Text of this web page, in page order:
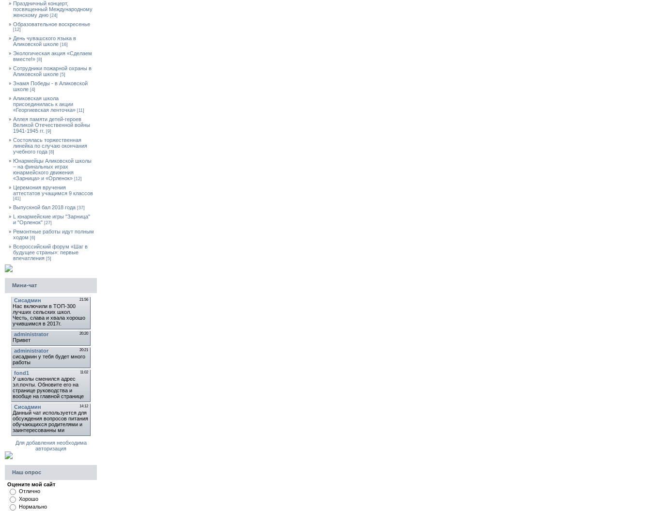
Праздничный концерт,
посвященный Международному
женскому дню [24]
Образовательное воскресенье
[12]
День чувашского языка в
Аликовской школе [16]
Экологическая акция «Сделаем
вместе!» [8]
Сотрудники пожарной охраны в
Аликовской школе [5]
Знамя Победы - в Аликовской
школе [4]
Аликовская школа
присоединилась к акции
«Георгиевская ленточка» [11]
Аллея памяти детей-героев
Великой Отечественной войны
1941-1945 гг. [9]
Cостоялась торжественная
линейка по случаю окончания
учебного года [8]
Юнармейцы Аликовской школы
– на финальных играх
юнармейского движения
«Зарница» и «Орленок» [12]
Церемония вручения
аттестатов учащимся 9 классов
[41]
Выпускной бал 2018 года [37]
L юнармейские игры "Зарница"
и "Орленок" [27]
Ремонтные работы идут полным
ходом [6]
Всероссийский форум «Шаг в
будущее страны»: первые
впечатления [5]
Мини-чат
Для добавления необходима
авторизация
Наш опрос
Оцените мой сайт
Отлично
Хорошо
Нормально